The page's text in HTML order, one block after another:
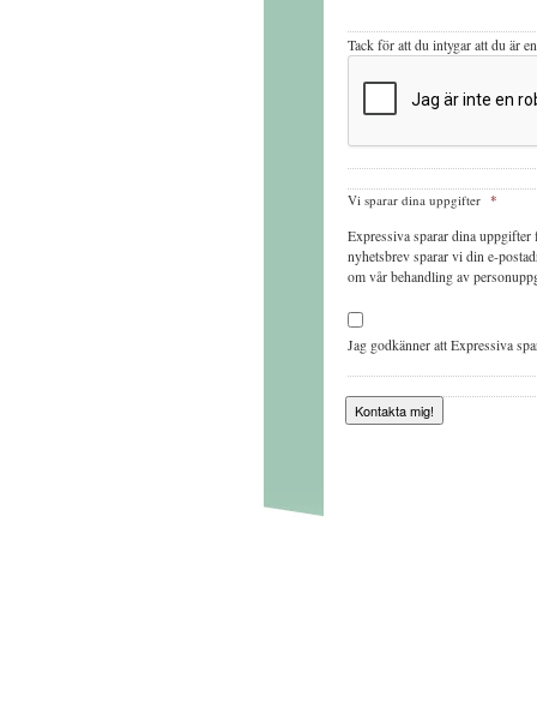
Tack
för
intygar
du
människa
–
får
vi
inte
mycket
skräppost!
Tack för att du intygar att du är
Vi sparar dina uppgifter *
Expressiva sparar dina
nyhetsbrev sparar vi din e-
om vår behandling av
Jag godkänner att Expressiva
Kontakta mig!